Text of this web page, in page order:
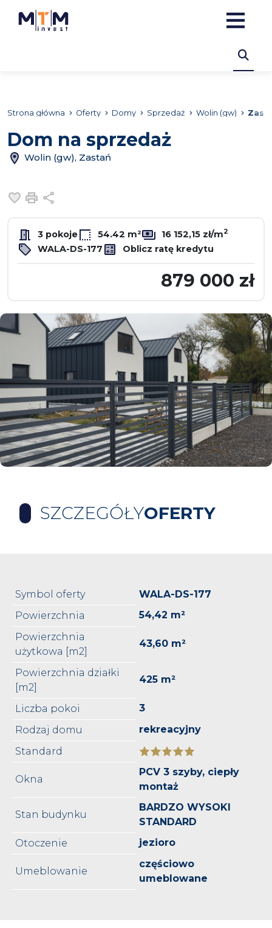
Strona główna Oferty Domy Sprzedaż Wolin (gw)
Dom na sprzedaż
Wolin (gw), Zastań
Dodaj do ulubionych
Drukuj
3 pokoje 54.42 m² 16 152,15 zł/m2
WALA-DS-177 Oblicz ratę kredytu
879 000 zł
SZCZEGÓŁYOFERTY
Symbol oferty
WALA-DS-177
Powierzchnia
54,42 m²
Powierzchnia
użytkowa [m2]
43,60 m²
Powierzchnia działki
[m2]
425 m²
Liczba pokoi
3
Rodzaj domu
rekreacyjny
Standard
Okna
PCV 3 szyby, ciepły
montaż
Stan budynku
BARDZO WYSOKI
STANDARD
Otoczenie
jezioro
Umeblowanie
częściowo
umeblowane